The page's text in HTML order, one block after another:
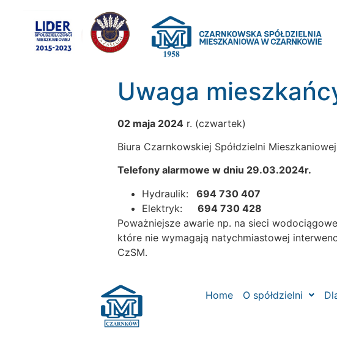
Uwaga
02 maja 2024 r. (czwartek)
Biura Czarnkowskiej Spółdzielni
Telefony alarmowe w dniu 29.03.2024r.
Hydraulik:
694 730 407
Elektryk: 694 730 428
Poważniejsze awarie np. na sieci
które nie wymagają natychmiastowej
CzSM.
Home O spółdzielni